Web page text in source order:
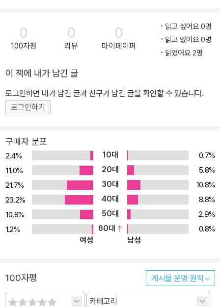
0
100자평
0
리뷰
0
마이페이퍼
읽고 싶어요 0명
읽고 있어요 0명
읽었어요 2명
이 책에 내가 남긴 글
로그인하면 내가 남긴 글과 친구가 남긴 글을 확인할 수 있습니다.
로그인하기
구매자 분포
2.4% 10대
0.7%
11.0%
20대
5.8%
21.7%
30대
10.8%
23.2%
40대
8.8%
10.8%
50대
2.9%
1.2%
60대
0.8%
여성
남성
100자평 게시물 운영 원칙
카테고리